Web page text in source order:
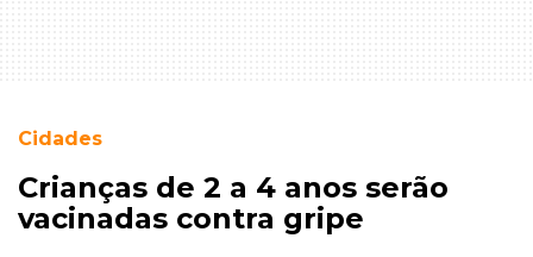
Cidades
Crianças de 2 a 4 anos serão
vacinadas contra gripe